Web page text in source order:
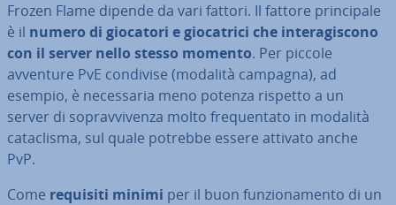
Frozen Flame dipende da vari fattori. Il fattore prin­ci­pa­le
è il numero di giocatori e gio­ca­tri­ci che in­te­ra­gi­sco­no
con il server nello stesso momento. Per piccole
avventure PvE condivise (modalità campagna), ad
esempio, è ne­ces­sa­ria meno potenza rispetto a un
server di so­prav­vi­ven­za molto fre­quen­ta­to in modalità
ca­ta­cli­sma, sul quale potrebbe essere attivato anche
PvP.
Come requisiti minimi per il buon fun­zio­na­men­to di un